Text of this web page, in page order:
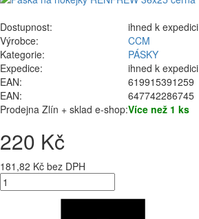
Dostupnost:
ihned k expedici
Výrobce:
CCM
Kategorie:
PÁSKY
Expedice:
ihned k expedici
EAN:
619915391259
EAN:
647742286745
Prodejna Zlín + sklad e-shop:Více než 1 ks
220 Kč
181,82 Kč bez DPH